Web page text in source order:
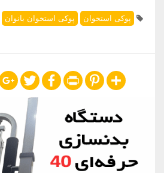
پوکی استخوان پوکی استخوان بانوان
Share
Pinterest
Print
Facebook
Twitter